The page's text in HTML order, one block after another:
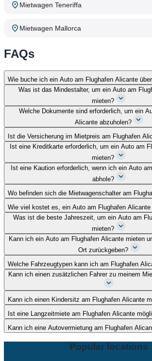
Mietwagen Teneriffa
Mietwagen Mallorca
FAQs
Wie buche ich ein Auto am Flughafen Alicante
Was ist das Mindestalter, um ein Auto am
mieten?
Welche Dokumente sind erforderlich, um ein
Alicante abzuholen?
Ist die Versicherung im Mietpreis am Flughafen
Ist eine Kreditkarte erforderlich, um ein Auto am
mieten?
Ist eine Kaution erforderlich, wenn ich ein Auto
abhole?
Wo befinden sich die Mietwagenschalter am
Wie viel kostet es, ein Auto am Flughafen
Was ist die beste Jahreszeit, um ein Auto am
mieten?
Kann ich ein Auto am Flughafen Alicante mieten
Ort zurückgeben?
Welche Fahrzeugtypen kann ich am Flughafen
Kann ich einen zusätzlichen Fahrer zu meinem
Kann ich einen Kindersitz am Flughafen Alicante
Ist eine Langzeitmiete am Flughafen Alicante
Kann ich eine Autovermietung am Flughafen
Popular locations